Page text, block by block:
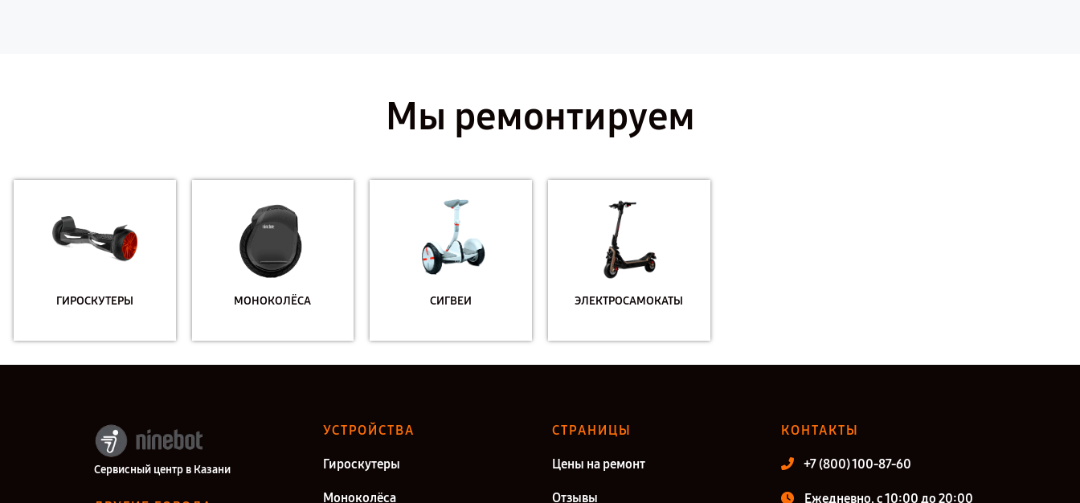
Мы ремонтируем
ГИРОСКУТЕРЫ МОНОКОЛЁСА СИГВЕИ ЭЛЕКТРОСАМОКАТЫ
Сервисный центр в Казани
УСТРОЙСТВА
Гироскутеры
Моноколёса
СТРАНИЦЫ
Цены на ремонт
Отзывы
КОНТАКТЫ
+7 (800) 100-87-60
Ежедневно, с 10:00 до 20:00